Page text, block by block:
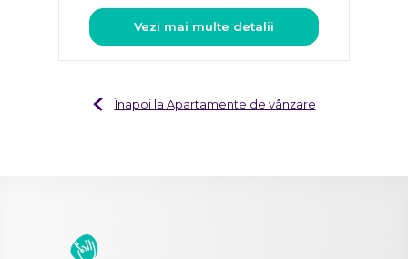
Vezi mai multe detalii
Înapoi la Apartamente de vânzare